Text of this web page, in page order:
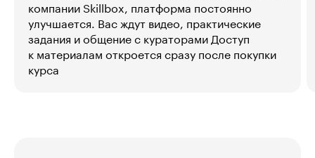
компании Skillbox, платформа постоянно
улучшается. Вас ждут видео, практические
задания и общение с кураторами Доступ
к материалам откроется сразу после покупки
курса